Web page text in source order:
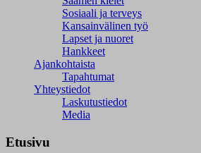
Sosiaali ja terveys
Kansainvälinen työ
Lapset ja nuoret
Hankkeet
Ajankohtaista
Tapahtumat
Yhteystiedot
Laskutustiedot
Media
Etusivu